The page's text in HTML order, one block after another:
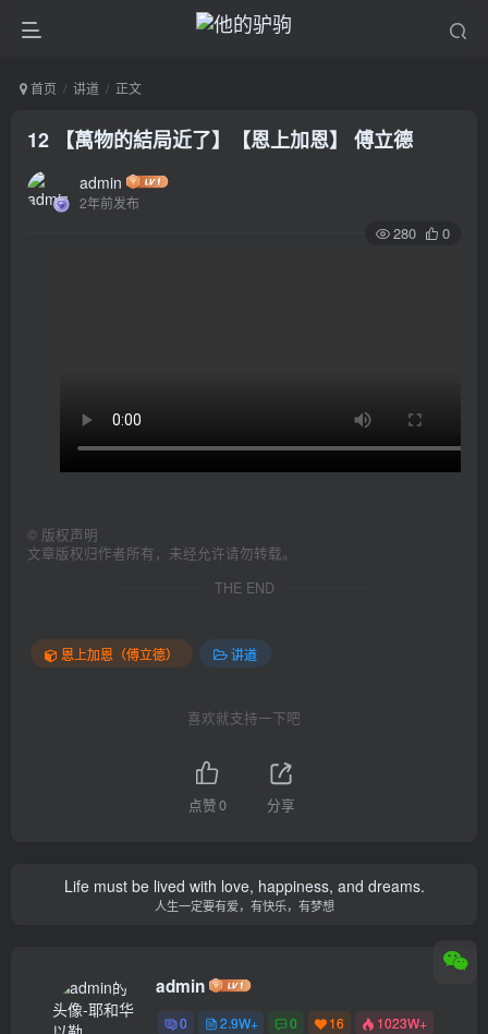
首页 讲道 正文
12 【萬物的結局近了】【恩上加恩】 傅立德
admin
2年前发布
280 0
© 版权声明
文章版权归作者所有，未经允许请勿转载。
THE END
恩上加恩（傅立德） 讲道
喜欢就支持一下吧
点赞0 分享
Life must be lived with love, happiness, and dreams.
人生一定要有爱，有快乐，有梦想
admin
0 2.9W+ 0 16 1023W+